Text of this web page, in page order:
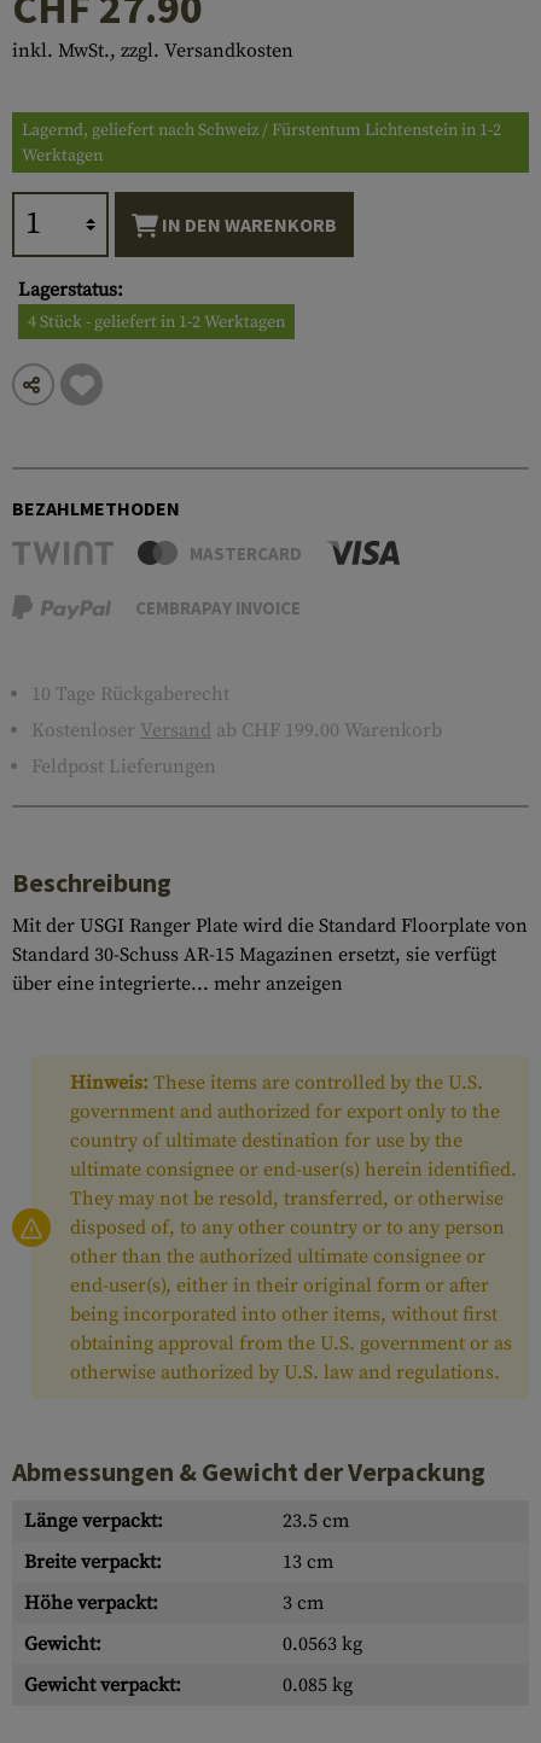
inkl. MwSt., zzgl. Versandkosten
Lagernd, geliefert nach Schweiz / Fürstentum Lichtenstein in 1-2
Werktagen
IN DEN WARENKORB
Lagerstatus:
4 Stück - geliefert in 1-2 Werktagen
BEZAHLMETHODEN
MASTERCARD
CEMBRAPAY INVOICE
10 Tage Rückgaberecht
Kostenloser Versand ab CHF 199.00 Warenkorb
Feldpost Lieferungen
Beschreibung
Mit der USGI Ranger Plate wird die Standard Floorplate von
Standard 30-Schuss AR-15 Magazinen ersetzt, sie verfügt
über eine integrierte... mehr anzeigen
Hinweis: These items are controlled by the U.S.
government and authorized for export only to the
country of ultimate destination for use by the
ultimate consignee or end-user(s) herein identified.
They may not be resold, transferred, or otherwise
disposed of, to any other country or to any person
other than the authorized ultimate consignee or
end-user(s), either in their original form or after
being incorporated into other items, without first
obtaining approval from the U.S. government or as
otherwise authorized by U.S. law and regulations.
Abmessungen & Gewicht der Verpackung
Länge verpackt:
23.5 cm
Breite verpackt:
13 cm
Höhe verpackt:
3 cm
Gewicht:
0.0563 kg
Gewicht verpackt:
0.085 kg